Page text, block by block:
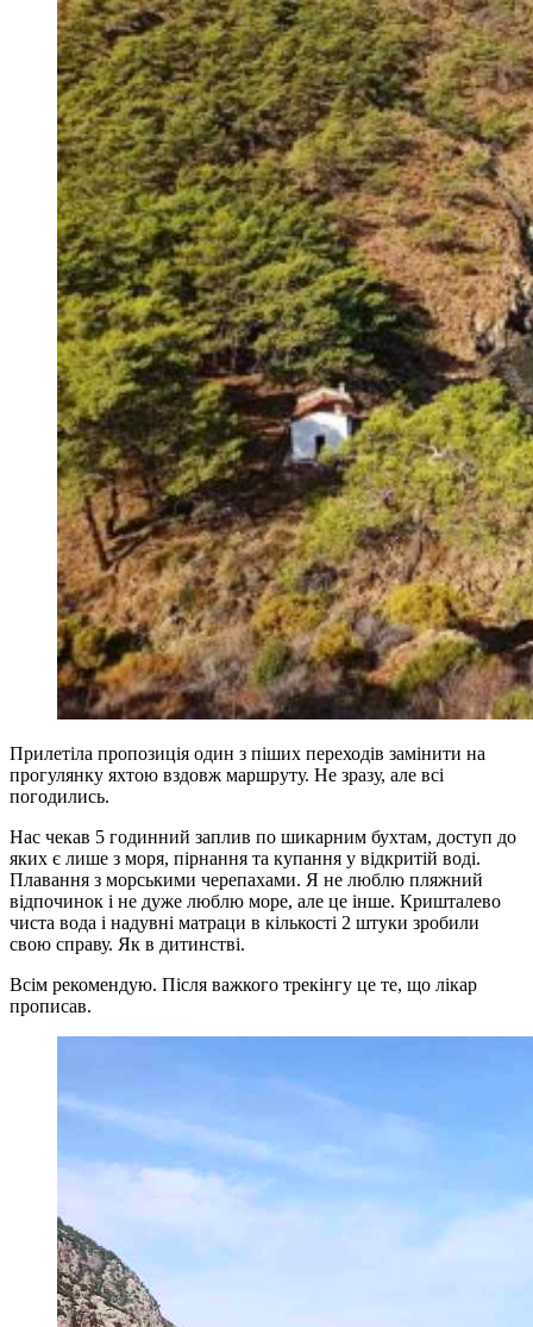
Прилетіла пропозиція один з піших переходів замінити на
прогулянку яхтою вздовж маршруту. Не зразу, але всі
погодились.
Нас чекав 5 годинний заплив по шикарним бухтам, доступ до
яких є лише з моря, пірнання та купання у відкритій воді.
Плавання з морськими черепахами. Я не люблю пляжний
відпочинок і не дуже люблю море, але це інше. Кришталево
чиста вода і надувні матраци в кількості 2 штуки зробили
свою справу. Як в дитинстві.
Всім рекомендую. Після важкого трекінгу це те, що лікар
прописав.